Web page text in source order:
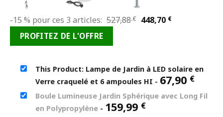
-15 % pour ces 3 articles: 527,88€
Le
527,88 €.
448,70 €Le
448,70 €.
PROFITEZ DE L'OFFRE
This Product: Lampe de Jardin à LED solaire en
Verre craquelé et 6 ampoules HI - 67,90 €
Boule Lumineuse Jardin Sphérique avec Long Fil
en Polypropylène - 159,99 €